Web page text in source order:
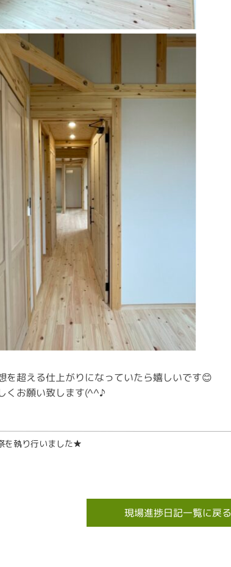
を超える仕上がりになっていたら嬉しいです😊
くお願い致します(^^♪
を執り行いました★
現場進捗日記一覧に戻る